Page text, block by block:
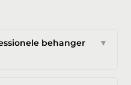
behanger
▼